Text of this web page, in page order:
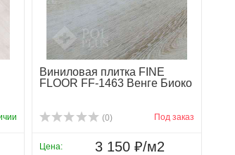
Виниловая плитка FINE
FLOOR FF-1463 Венге Биоко
(0) Под заказ
Цена: 3 150 ₽/м2